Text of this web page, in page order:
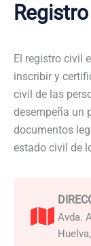
El registro civil
inscribir y
civil de las
desempeña un
documentos
estado civil de
Avda.